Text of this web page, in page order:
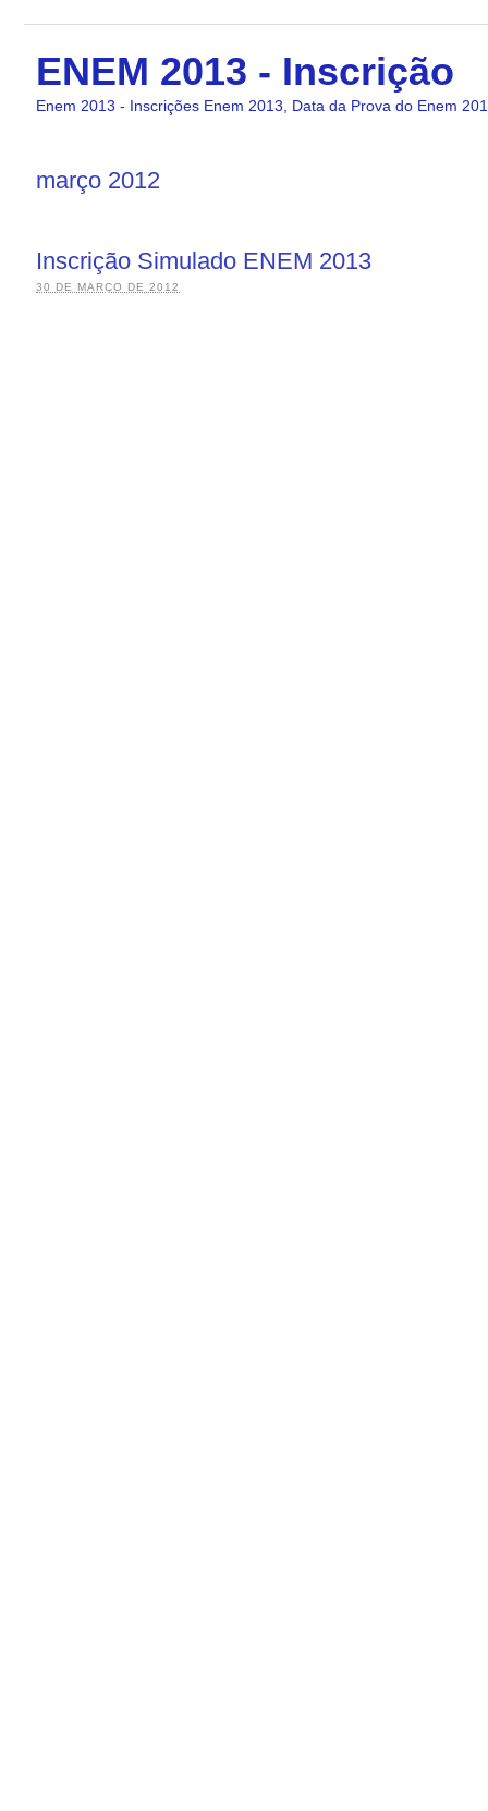
ENEM 2013 - Inscrição
Enem 2013 - Inscrições Enem 2013, Data da Prova do Enem
março 2012
Inscrição Simulado ENEM 2013
30 DE MARÇO DE 2012